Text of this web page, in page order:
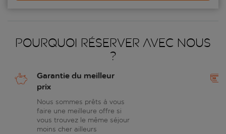
Pourquoi réserver avec nous
?
Garantie du meilleur
prix
Nous sommes prêts à vous
faire une meilleure offre si
vous trouvez le même séjour
moins cher ailleurs